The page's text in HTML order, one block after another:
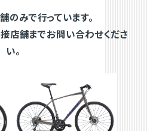
のみで行っています。
店舗までお問い合わせくださ
い。